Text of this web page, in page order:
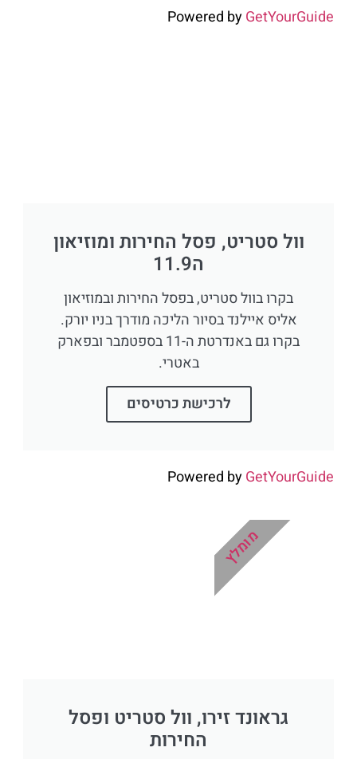
Powered byGetYourGuide
וול סטריט, פסל החירות ומוזיאון
ה11.9
בקרו בוול סטריט, בפסל החירות ובמוזיאון
אליס איילנד בסיור הליכה מודרך בניו יורק.
בקרו גם באנדרטת ה-11 בספטמבר ובפארק
באטרי.
לרכישת כרטיסים
Powered byGetYourGuide
גראונד זירו, וול סטריט ופסל
החירות
מומלץ